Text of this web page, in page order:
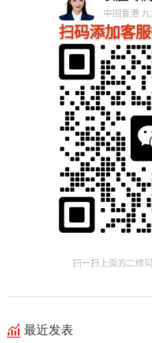
最近发表